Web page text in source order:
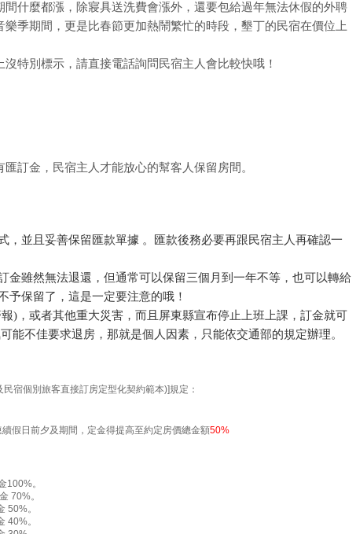
什麼都漲，除寢具送洗費會漲外，還要包給過年無法休假的外聘
季期間，更是比春節更加熱鬧繁忙的時段，墾丁的民宿在價位上
特別標示，請直接電話詢問民宿主人會比較快哦！
訂金，民宿主人才能放心的幫客人保留房間。
，並且妥善保留匯款單據 。匯款後務必要再跟民宿主人再確認一
金雖然無法退還，但通常可以保留三個月到一年不等，也可以轉給
予保留了，這是一定要注意的哦！
)，或者其他重大災害，而且屏東縣宣布停止上班上課，訂金就可
能不佳要求退房，那就是個人因素，只能依交通部的規定辦理。
宿個別旅客直接訂房定型化契約範本)]規定：
續假日前夕及期間，定金得提高至約定房價總金額50%
。
70%。
50%。
40%。